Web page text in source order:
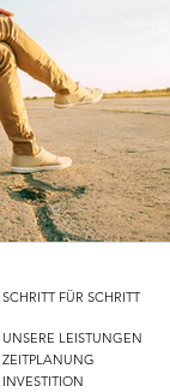
SCHRITT FÜR SCHRITT
UNSERE LEISTUNGEN
ZEITPLANUNG
INVESTITION